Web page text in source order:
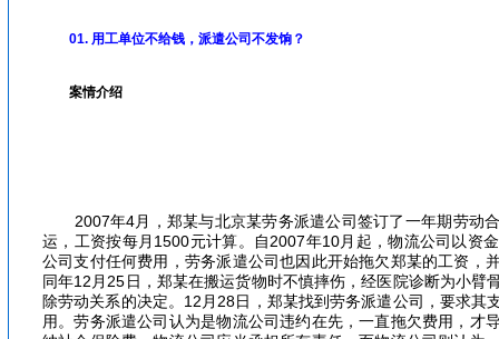
01. 用工单位不给钱，派遣公司不发饷？
案情介绍
2007年4月，郑某与北京某劳务派遣公司签订了一年期劳动
运，工资按每月1500元计算。自2007年10月起，物流公司以资
公司支付任何费用，劳务派遣公司也因此开始拖欠郑某的工资，
同年12月25日，郑某在搬运货物时不慎摔伤，经医院诊断为小臂
除劳动关系的决定。12月28日，郑某找到劳务派遣公司，要求其
用。劳务派遣公司认为是物流公司违约在先，一直拖欠费用，才